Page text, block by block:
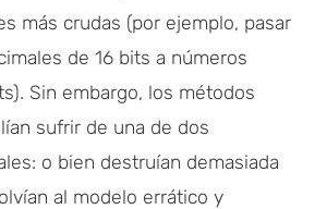
más crudas (por ejemplo, pasar
de 16 bits a números
Sin embargo, los métodos
sufrir de una de dos
o bien destruían demasiada
al modelo errático y